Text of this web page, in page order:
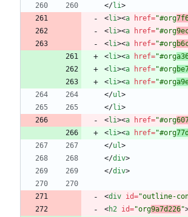
</li>
<li><a href="#org
<li><a href="#org
<li><a href="#org
<li><a href="#org
<li><a href="#org
<li><a href="#org
</ul>
</li>
<li><a href="#org
<li><a href="#org
</ul>
</div>
</div>
<div id="outline-
<h2 id="org9a7d226"